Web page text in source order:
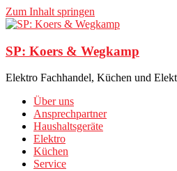
Zum Inhalt springen
SP: Koers & Wegkamp
Elektro Fachhandel, Küchen und
Über uns
Ansprechpartner
Haushaltsgeräte
Elektro
Küchen
Service